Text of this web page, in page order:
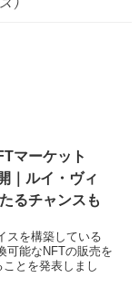
マーケット
｜ルイ・ヴィ
るチャンスも
スを構築している
可能なNFTの販売を
とを発表しまし